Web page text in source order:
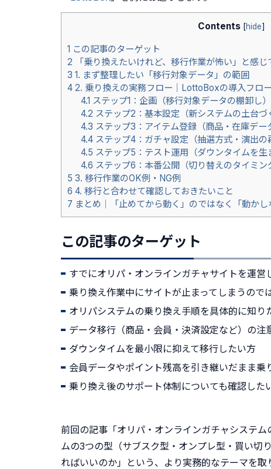
Contents [hide]
1 この記事のターゲット
2 「乗り換えたいけれど、移行作業が怖い」と感じ
3 1. まず整理したい「移行対象データ」の範囲
4 2. 乗り換えの実務フロー｜LottoBoxの導入フロ
4.1 ステップ1：企画（移行対象データの棚卸し）
4.2 ステップ2：基本設定（新システムの土台づ
4.3 ステップ3：アイテム登録（商品・在庫デー
4.4ステップ4：ガチャ設定（抽選方式・演出の
4.5 ステップ5：テスト運用（ダウンタイムを生
4.6 ステップ6：本番公開（切り替えのタイミン
5 3. 移行作業のOK例・NG例
6 4. 移行と合わせて確認しておきたいこと
7 まとめ｜「止めてから動く」のではなく「動かし
この記事のターゲット
すでにオリパ・オンラインガチャサイトを運
乗り換え作業中にサイトが止まってしまうので
オリパシステムの乗り換え手順を具体的に知り
データ移行（商品・会員・決済設定など）の注
ダウンタイムを最小限に抑えて移行したい方
会員データやポイント残高を引き継いだまま乗
乗り換え後のサポート体制についても確認した
前回の記事「オリパ・オンラインガチャシステ
ムの3つの型（サブスク型・オンプレ型・買い切
ればいいのか」という、より実務的なテーマを取